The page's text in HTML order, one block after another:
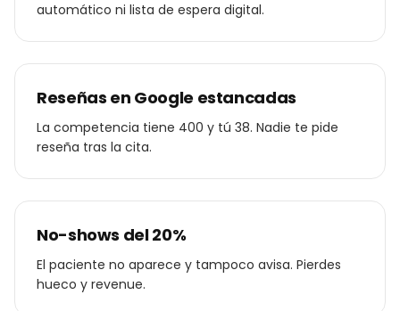
automático ni lista de espera digital.
Reseñas en Google estancadas
La competencia tiene 400 y tú 38. Nadie te pide
reseña tras la cita.
No-shows del 20%
El paciente no aparece y tampoco avisa. Pierdes
hueco y revenue.